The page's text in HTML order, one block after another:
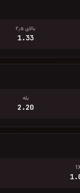
بالای ۲٫۵
1.33
بله
2.20